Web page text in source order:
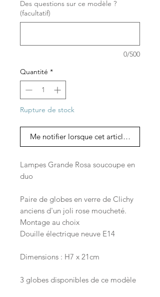
Des questions sur ce modèle ?
(facultatif)
0/500
Quantité *
Rupture de stock
Me notifier lorsque cet article est
Lampes Grande Rosa soucoupe en
duo
Paire de globes en verre de Clichy
anciens d'un joli rose moucheté.
Montage au choix
Douille électrique neuve E14
Dimensions : H7 x 21cm
3 globes disponibles de ce modèle